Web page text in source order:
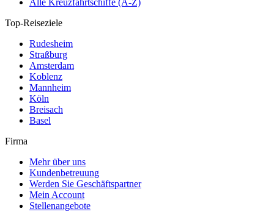
Top-Reiseziele
Rudesheim
Straßburg
Amsterdam
Koblenz
Mannheim
Köln
Breisach
Basel
Firma
Mehr über uns
Kundenbetreuung
Werden Sie Geschäftspartner
Mein Account
Stellenangebote